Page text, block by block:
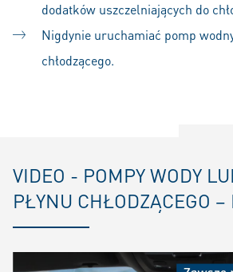
dodatków uszczelniających do
Nigdynie uruchamiać pomp
chłodzącego.
VIDEO - POMPY WODY
PŁYNU CHŁODZĄCEGO –